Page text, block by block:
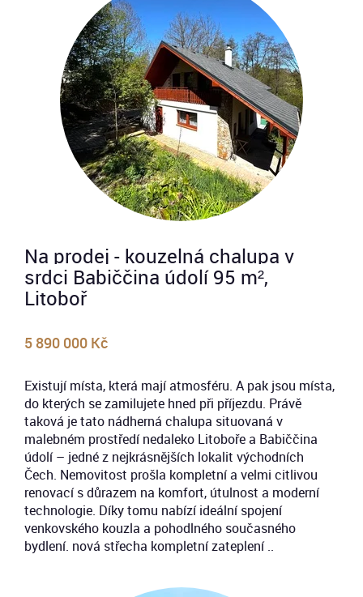
Na prodej - kouzelná chalupa v
srdci Babiččina údolí 95 m²,
Litoboř
5 890 000 Kč
Existují místa, která mají atmosféru. A pak jsou místa,
do kterých se zamilujete hned při příjezdu. Právě
taková je tato nádherná chalupa situovaná v
malebném prostředí nedaleko Litoboře a Babiččina
údolí – jedné z nejkrásnějších lokalit východních
Čech. Nemovitost prošla kompletní a velmi citlivou
renovací s důrazem na komfort, útulnost a moderní
technologie. Díky tomu nabízí ideální spojení
venkovského kouzla a pohodlného současného
bydlení. nová střecha kompletní zateplení ..